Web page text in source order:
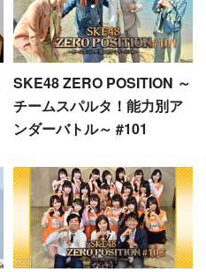
SKE48 ZERO POSITION ～
チームスパルタ！能力別ア
ンダーバトル～ #101